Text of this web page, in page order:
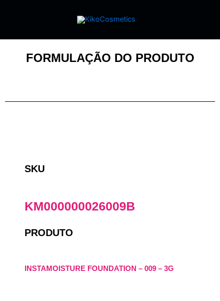
FORMULAÇÃO DO PRODUTO
SKU
KM000000026009B
PRODUTO
INSTAMOISTURE FOUNDATION – 009 – 3G